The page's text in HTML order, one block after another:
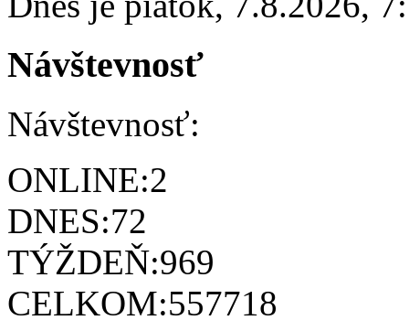
Návštevnosť
Návštevnosť:
ONLINE:2
DNES:72
TÝŽDEŇ:969
CELKOM:557718